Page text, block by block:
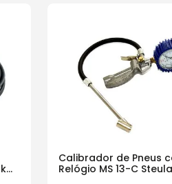
Calibrador de Pneus
Relógio MS 13-C Steula